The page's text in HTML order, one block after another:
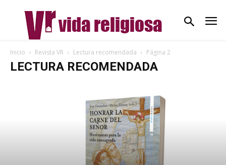
Inicio Revista VR Lectura recomendada Página 2
LECTURA RECOMENDADA